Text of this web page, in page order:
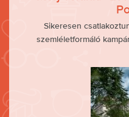
Sikeresen
szemléletformáló